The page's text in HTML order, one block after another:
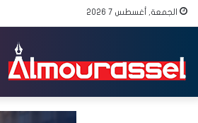
الجمعة, أغسطس 7 2026